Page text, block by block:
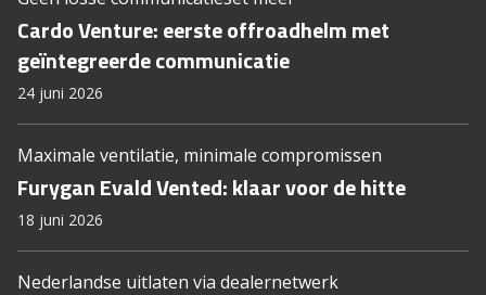
Cardo Venture: eerste offroadhelm met
geïntegreerde communicatie
24 juni 2026
Maximale ventilatie, minimale compromissen
Furygan Evald Vented: klaar voor de hitte
18 juni 2026
Nederlandse uitlaten via dealernetwerk